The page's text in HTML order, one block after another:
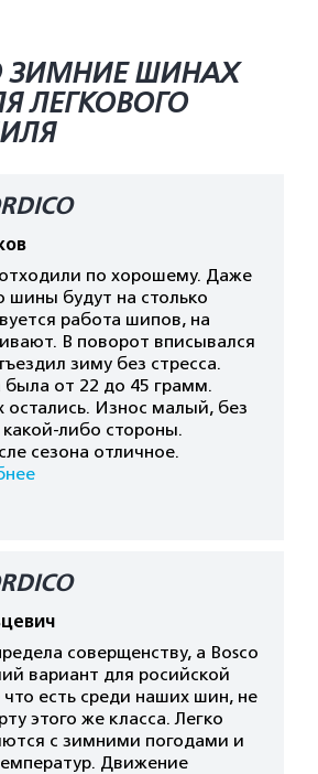
ЗИМНИЕ ШИНАХ
ЛЕГКОВОГО
по хорошему. Даже
шины будут на столько
работа шипов, на
В поворот вписывался
зиму без стресса.
была от 22 до 45 грамм.
Износ малый, без
либо стороны.
сезона отличное.
соверщенству, а Bosco
вариант для росийской
есть среди наших шин, не
этого же класса. Легко
с зимними погодами и
Движение